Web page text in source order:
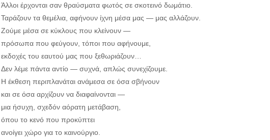
Άλλοι έρχονται σαν θραύσματα φωτός σε σκοτεινό δωμάτιο.
Ταράζουν τα θεμέλια, αφήνουν ίχνη μέσα μας — μας αλλάζουν.
Ζούμε μέσα σε κύκλους που κλείνουν —
πρόσωπα που φεύγουν, τόποι που αφήνουμε,
εκδοχές του εαυτού μας που ξεθωριάζουν…
Δεν λέμε πάντα αντίο — συχνά, απλώς συνεχίζουμε.
Η έκθεση περιπλανάται ανάμεσα σε όσα σβήνουν
και σε όσα αρχίζουν να διαφαίνονται —
μια ήσυχη, σχεδόν αόρατη μετάβαση,
όπου το κενό που προκύπτει
ανοίγει χώρο για το καινούργιο.